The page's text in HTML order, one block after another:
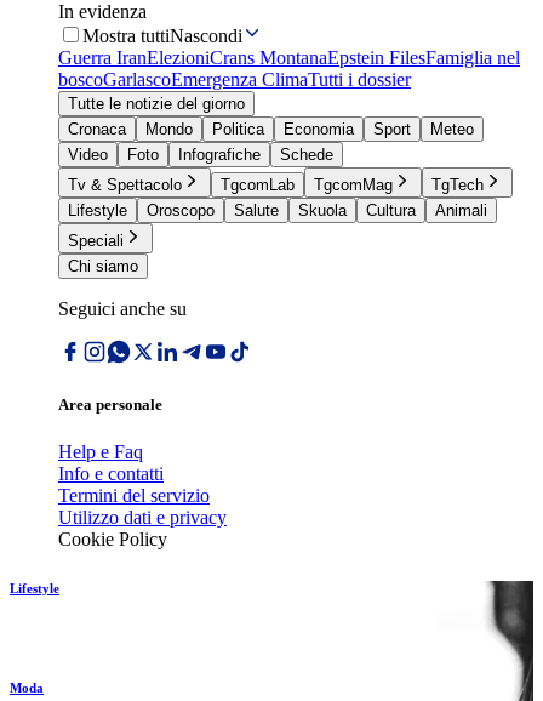
In evidenza
Mostra tuttiNascondi
Guerra IranElezioniCrans MontanaEpstein FilesFamiglia nel
boscoGarlascoEmergenza ClimaTutti i dossier
Tutte le notizie del giorno
Cronaca
Mondo Politica Economia Sport
Meteo
Video
Foto Infografiche
Schede
Tv & Spettacolo
TgcomLab TgcomMag
TgTech
Lifestyle
Oroscopo Salute Skuola Cultura
Animali
Speciali
Chi siamo
Seguici anche su
Area personale
Help e Faq
Info e contatti
Termini del servizio
Utilizzo dati e privacy
Cookie Policy
Lifestyle
Moda